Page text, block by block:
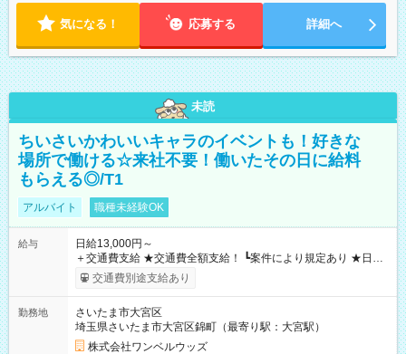
気になる！ 応募する 詳細へ
未読
ちいさいかわいいキャラのイベントも！好きな
場所で働ける☆来社不要！働いたその日に給料
もらえる◎/T1
アルバイト 職種未経験OK
給与
日給13,000円～
＋交通費支給 ★交通費全額支給！ ┗案件により規定あり ★日払
いOK！（規定あり） ┗働いたその日に現金GET♪ お仕事後はコ
ンビニATMから 日払い分を引き落とせます！ 【試用期間】試
交通費別途支給あり
勤務地
さいたま市大宮区
埼玉県さいたま市大宮区錦町（最寄り駅：大宮駅）
株式会社ワンベルウッズ